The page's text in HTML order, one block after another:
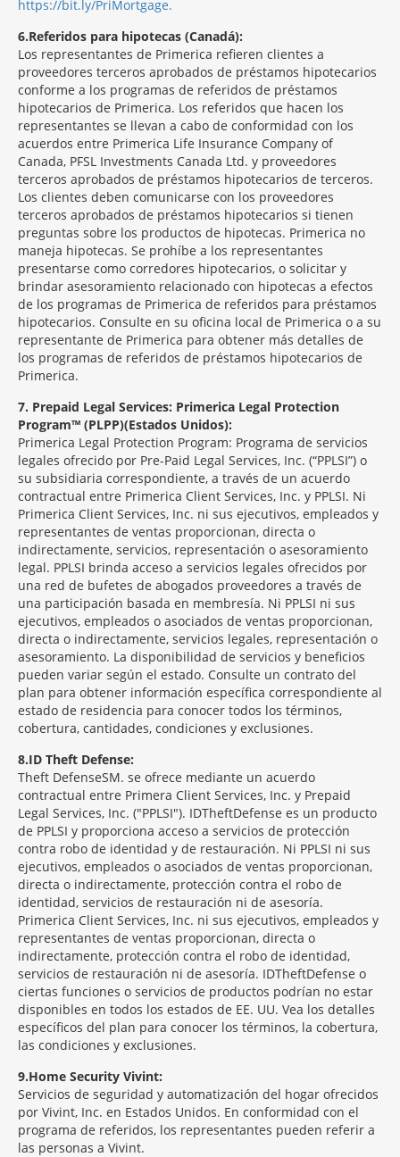
https://bit.ly/PriMortgage.
6 Referidos para hipotecas (Canadá):
Los representantes de Primerica refieren clientes a
proveedores terceros aprobados de préstamos hipotecarios
conforme a los programas de referidos de préstamos
hipotecarios de Primerica. Los referidos que hacen los
representantes se llevan a cabo de conformidad con los
acuerdos entre Primerica Life Insurance Company of
Canada, PFSL Investments Canada Ltd. y proveedores
terceros aprobados de préstamos hipotecarios de terceros.
Los clientes deben comunicarse con los proveedores
terceros aprobados de préstamos hipotecarios si tienen
preguntas sobre los productos de hipotecas. Primerica no
maneja hipotecas. Se prohíbe a los representantes
presentarse como corredores hipotecarios, o solicitar y
brindar asesoramiento relacionado con hipotecas a efectos
de los programas de Primerica de referidos para préstamos
hipotecarios. Consulte en su oficina local de Primerica o a su
representante de Primerica para obtener más detalles de
los programas de referidos de préstamos hipotecarios de
Primerica.
7 Prepaid Legal Services: Primerica Legal Protection
Program™ (PLPP)(Estados Unidos):
Primerica Legal Protection Program: Programa de servicios
legales ofrecido por Pre-Paid Legal Services, Inc. (“PPLSI”) o
su subsidiaria correspondiente, a través de un acuerdo
contractual entre Primerica Client Services, Inc. y PPLSI. Ni
Primerica Client Services, Inc. ni sus ejecutivos, empleados y
representantes de ventas proporcionan, directa o
indirectamente, servicios, representación o asesoramiento
legal. PPLSI brinda acceso a servicios legales ofrecidos por
una red de bufetes de abogados proveedores a través de
una participación basada en membresía. Ni PPLSI ni sus
ejecutivos, empleados o asociados de ventas proporcionan,
directa o indirectamente, servicios legales, representación o
asesoramiento. La disponibilidad de servicios y beneficios
pueden variar según el estado. Consulte un contrato del
plan para obtener información específica correspondiente al
estado de residencia para conocer todos los términos,
cobertura, cantidades, condiciones y exclusiones.
8 ID Theft Defense:
Theft DefenseSM se ofrece mediante un acuerdo
contractual entre Primera Client Services, Inc. y Prepaid
Legal Services, Inc. ("PPLSI"). IDTheftDefense es un producto
de PPLSI y proporciona acceso a servicios de protección
contra robo de identidad y de restauración. Ni PPLSI ni sus
ejecutivos, empleados o asociados de ventas proporcionan,
directa o indirectamente, protección contra el robo de
identidad, servicios de restauración ni de asesoría.
Primerica Client Services, Inc. ni sus ejecutivos, empleados y
representantes de ventas proporcionan, directa o
indirectamente, protección contra el robo de identidad,
servicios de restauración ni de asesoría. IDTheftDefense o
ciertas funciones o servicios de productos podrían no estar
disponibles en todos los estados de EE. UU. Vea los detalles
específicos del plan para conocer los términos, la cobertura,
las condiciones y exclusiones.
9 Home Security Vivint:
Servicios de seguridad y automatización del hogar ofrecidos
por Vivint, Inc. en Estados Unidos. En conformidad con el
programa de referidos, los representantes pueden referir a
las personas a Vivint.